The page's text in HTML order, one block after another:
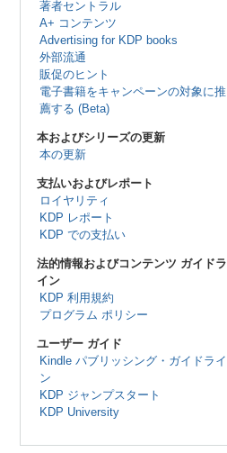
著者セントラル
A+ コンテンツ
Advertising for KDP books
外部流通
販促のヒント
電子書籍をキャンペーンの対象に推
薦する (Beta)
本およびシリーズの更新
本の更新
支払いおよびレポート
ロイヤリティ
KDP レポート
KDP での支払い
法的情報およびコンテンツ ガイドラ
イン
KDP 利用規約
プログラム ポリシー
ユーザー ガイド
Kindle パブリッシング・ガイドライ
ン
KDP ジャンプスタート
KDP University